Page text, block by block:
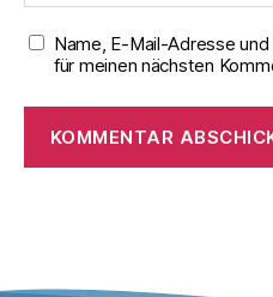
Name, E-Mail-Adresse
für meinen nächsten